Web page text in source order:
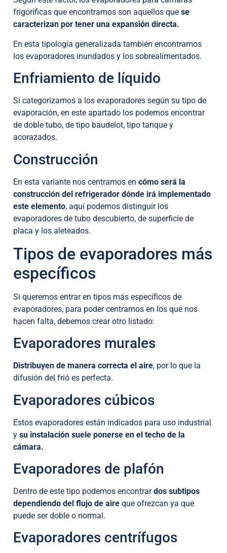
frigoríficas que encontramos son aquellos que se
caracterizan por tener una expansión directa.
En esta tipología generalizada también encontramos
los evaporadores inundados y los sobrealimentados.
Enfriamiento de líquido
Si categorizamos a los evaporadores según su tipo de
evaporación, en este apartado los podemos encontrar
de doble tubo, de tipo baudelot, tipo tanque y
acorazados.
Construcción
En esta variante nos centramos en cómo será la
construcción del refrigerador dónde irá implementado
este elemento, aquí podemos distinguir los
evaporadores de tubo descubierto, de superficie de
placa y los aleteados.
Tipos de evaporadores más
específicos
Si queremos entrar en tipos más específicos de
evaporadores, para poder centrarnos en los que nos
hacen falta, debemos crear otro listado:
Evaporadores murales
Distribuyen de manera correcta el aire, por lo que la
difusión del frió es perfecta.
Evaporadores cúbicos
Estos evaporadores están indicados para uso industrial
y su instalación suele ponerse en el techo de la
cámara.
Evaporadores de plafón
Dentro de este tipo podemos encontrardos subtipos
dependiendo del flujo de aire que ofrezcan ya que
puede ser doble o normal.
Evaporadores centrífugos